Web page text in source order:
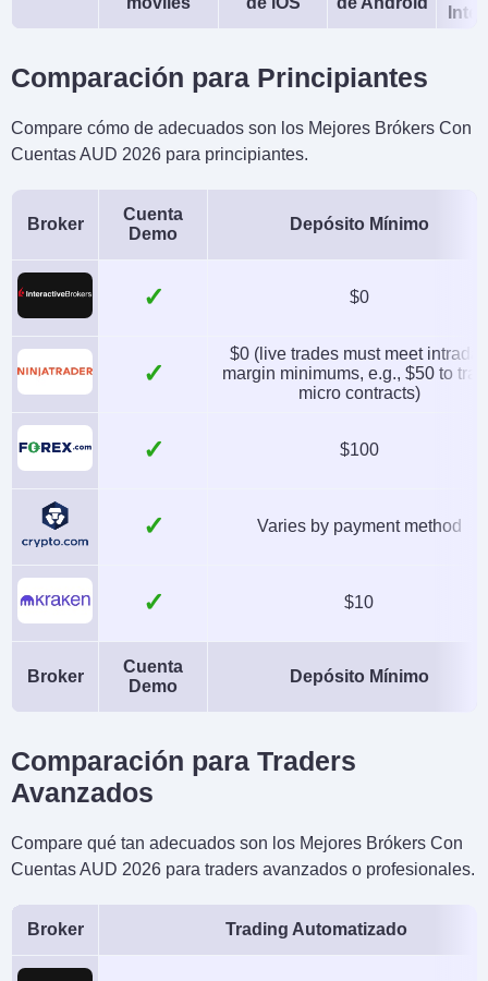
Comparación para Principiantes
Compare cómo de adecuados son los Mejores Brókers Con
Cuentas AUD 2026 para principiantes.
Broker
Cuenta
Demo
Depósito Mínimo
✓ $0
✓
$0 (live trades must meet intraday
margin minimums, e.g., $50 to
micro contracts)
✓ $100
✓ Varies by payment method
✓ $10
Broker
Cuenta
Demo
Depósito Mínimo
Comparación para Traders
Avanzados
Compare qué tan adecuados son los Mejores Brókers Con
Cuentas AUD 2026 para traders avanzados o profesionales.
Broker Trading Automatizado